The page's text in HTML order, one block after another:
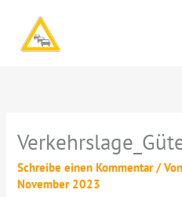
springen
Schreibe einen Kommentar /
November 2023